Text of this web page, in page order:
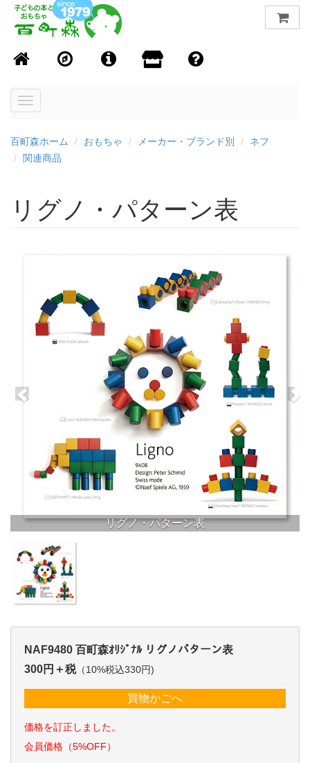
Toggle
百町森ホーム おもちゃ メーカー・ブランド別
ネフ
関連商品
リグノ・パターン表
リグノ・パターン表
NAF9480 百町森ｵﾘｼﾞﾅﾙ リグノパターン表
300円＋税（10%税込330円)
買物かごへ
価格を訂正しました。
会員価格（5%OFF）